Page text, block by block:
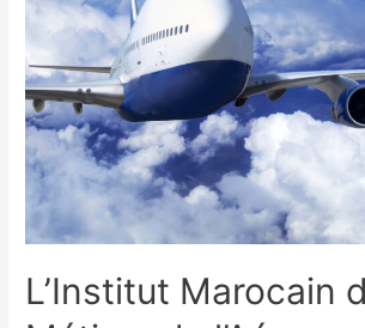
L’Institut Marocain